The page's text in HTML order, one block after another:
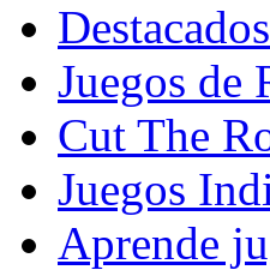
Juegos de
Cut The
Juegos
Aprende